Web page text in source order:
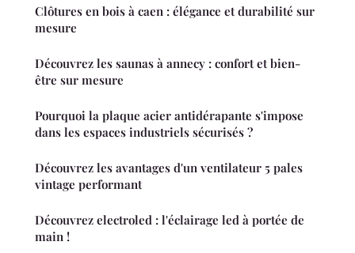
Clôtures en bois à caen : élégance et durabilité sur
mesure
Découvrez les saunas à annecy : confort et bien-
être sur mesure
Pourquoi la plaque acier antidérapante s'impose
dans les espaces industriels sécurisés ?
Découvrez les avantages d'un ventilateur 5 pales
vintage performant
Découvrez electroled : l'éclairage led à portée de
main !